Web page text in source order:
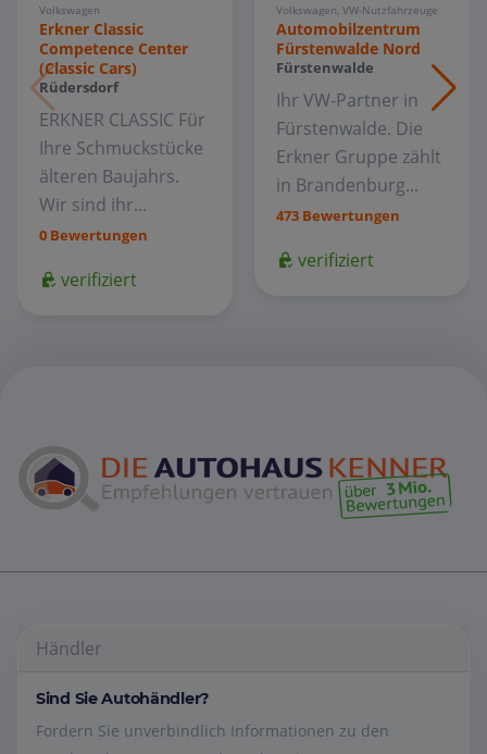
Volkswagen
Erkner Classic
Competence Center
(Classic Cars)
Rüdersdorf
ERKNER CLASSIC Für
Ihre Schmuckstücke
älteren Baujahrs.
Wir sind ihr...
0 Bewertungen
verifiziert
Volkswagen, VW-Nutzfahrzeuge
Automobilzentrum
Fürstenwalde Nord
Fürstenwalde
Ihr VW-Partner in
Fürstenwalde. Die
Erkner Gruppe zählt
in Brandenburg...
473 Bewertungen
verifiziert
Händler
Sind Sie Autohändler?
Fordern Sie unverbindlich Informationen zu den